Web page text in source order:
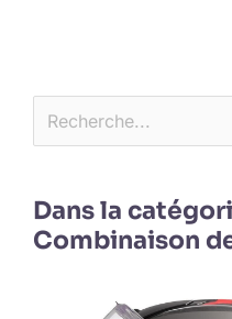
Dans la
Combinaison